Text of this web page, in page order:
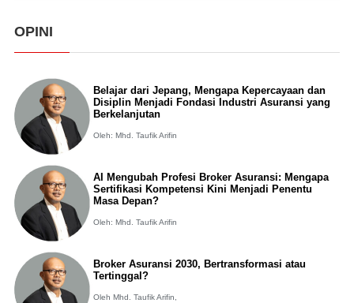
OPINI
Belajar dari Jepang, Mengapa Kepercayaan dan
Disiplin Menjadi Fondasi Industri Asuransi yang
Berkelanjutan
Oleh: Mhd. Taufik Arifin
AI Mengubah Profesi Broker Asuransi: Mengapa
Sertifikasi Kompetensi Kini Menjadi Penentu
Masa Depan?
Oleh: Mhd. Taufik Arifin
Broker Asuransi 2030, Bertransformasi atau
Tertinggal?
Oleh Mhd. Taufik Arifin,